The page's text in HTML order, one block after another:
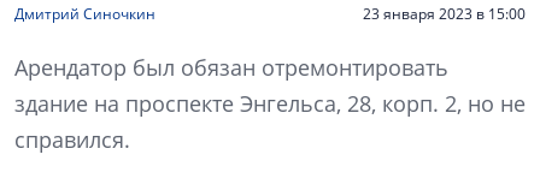
Дмитрий Синочкин 23 января 2023 в 15:00
Арендатор был обязан отремонтировать
здание на проспекте Энгельса, 28, корп. 2, но не
справился.